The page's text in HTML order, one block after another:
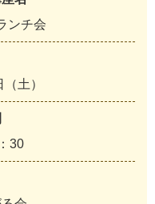
ンチ会
土）
30